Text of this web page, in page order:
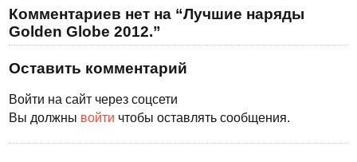
Комментариев нет на “Лучшие наряды
Golden Globe 2012.”
Оставить комментарий
Войти на сайт через соцсети
Вы должны войти чтобы оставлять сообщения.